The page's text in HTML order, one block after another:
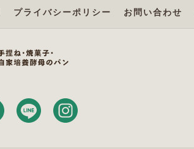
プライバシーポリシー お問い合わせ